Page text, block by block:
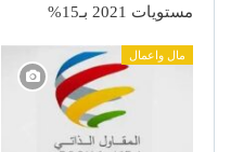
مستويات 2021 بـ15%
مال واعمال